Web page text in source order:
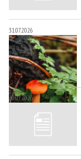
31.07.2026
30.07.2026